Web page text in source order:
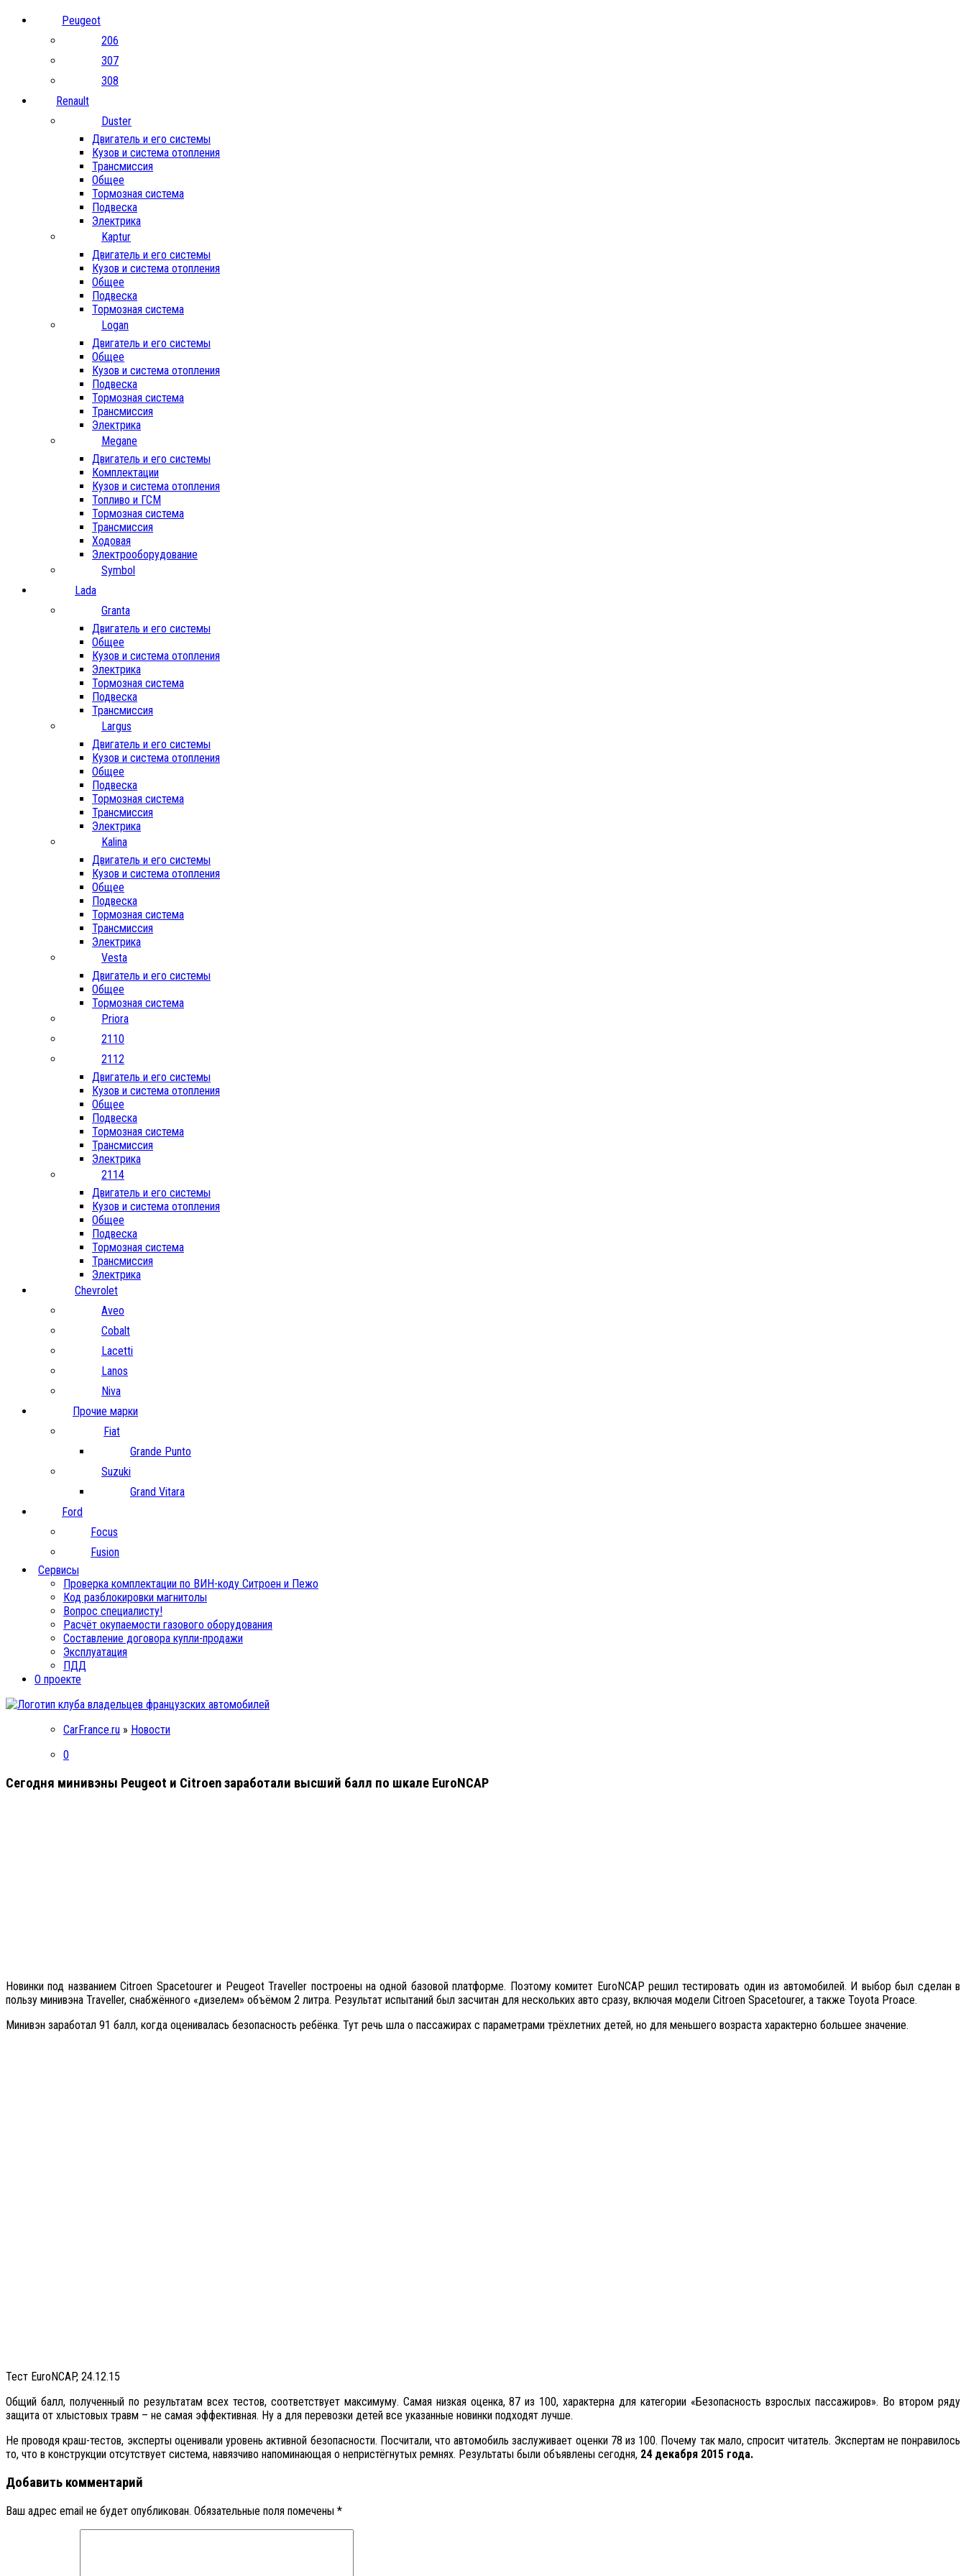
Peugeot
206
307
308
Renault
Duster
Двигатель и его системы
Кузов и система отопления
Трансмиссия
Общее
Тормозная система
Подвеска
Электрика
Kaptur
Двигатель и его системы
Кузов и система отопления
Общее
Подвеска
Тормозная система
Logan
Двигатель и его системы
Общее
Кузов и система отопления
Подвеска
Тормозная система
Трансмиссия
Электрика
Megane
Двигатель и его системы
Комплектации
Кузов и система отопления
Топливо и ГСМ
Тормозная система
Трансмиссия
Ходовая
Электрооборудование
Symbol
Lada
Granta
Двигатель и его системы
Общее
Кузов и система отопления
Электрика
Тормозная система
Подвеска
Трансмиссия
Largus
Двигатель и его системы
Кузов и система отопления
Общее
Подвеска
Тормозная система
Трансмиссия
Электрика
Kalina
Двигатель и его системы
Кузов и система отопления
Общее
Подвеска
Тормозная система
Трансмиссия
Электрика
Vesta
Двигатель и его системы
Общее
Тормозная система
Priora
2110
2112
Двигатель и его системы
Кузов и система отопления
Общее
Подвеска
Тормозная система
Трансмиссия
Электрика
2114
Двигатель и его системы
Кузов и система отопления
Общее
Подвеска
Тормозная система
Трансмиссия
Электрика
Chevrolet
Aveo
Cobalt
Lacetti
Lanos
Niva
Прочие марки
Fiat
Grande Punto
Suzuki
Grand Vitara
Ford
Focus
Fusion
Сервисы
Проверка комплектации по ВИН-коду Ситроен и Пежо
Код разблокировки магнитолы
Вопрос специалисту!
Расчёт окупаемости газового оборудования
Составление договора купли-продажи
Эксплуатация
ПДД
О проекте
CarFrance.ru » Новости
0
Сегодня минивэны Peugeot и Citroen заработали высший балл по шкале EuroNCAP
Новинки под названием Citroen Spacetourer и Peugeot Traveller построены на одной базовой платформе. Поэтому комитет EuroNCAP решил тестировать один из автомобилей. И выбор был сделан в
пользу минивэна Traveller, снабжённого «дизелем» объёмом 2 литра. Результат испытаний был засчитан для нескольких авто сразу, включая модели Citroen Spacetourer, а также Toyota Proace.
Минивэн заработал 91 балл, когда оценивалась безопасность ребёнка. Тут речь шла о пассажирах с параметрами трёхлетних детей, но для меньшего возраста характерно большее значение.
Тест EuroNCAP, 24.12.15
Общий балл, полученный по результатам всех тестов, соответствует максимуму. Самая низкая оценка, 87 из 100, характерна для категории «Безопасность взрослых пассажиров». Во втором ряду
защита от хлыстовых травм – не самая эффективная. Ну а для перевозки детей все указанные новинки подходят лучше.
Не проводя краш-тестов, эксперты оценивали уровень активной безопасности. Посчитали, что автомобиль заслуживает оценки 78 из 100. Почему так мало, спросит читатель. Экспертам не понравилось
то, что в конструкции отсутствует система, навязчиво напоминающая о непристёгнутых ремнях. Результаты были объявлены сегодня, 24 декабря 2015 года.
Добавить комментарий
Ваш адрес email не будет опубликован. Обязательные поля помечены *